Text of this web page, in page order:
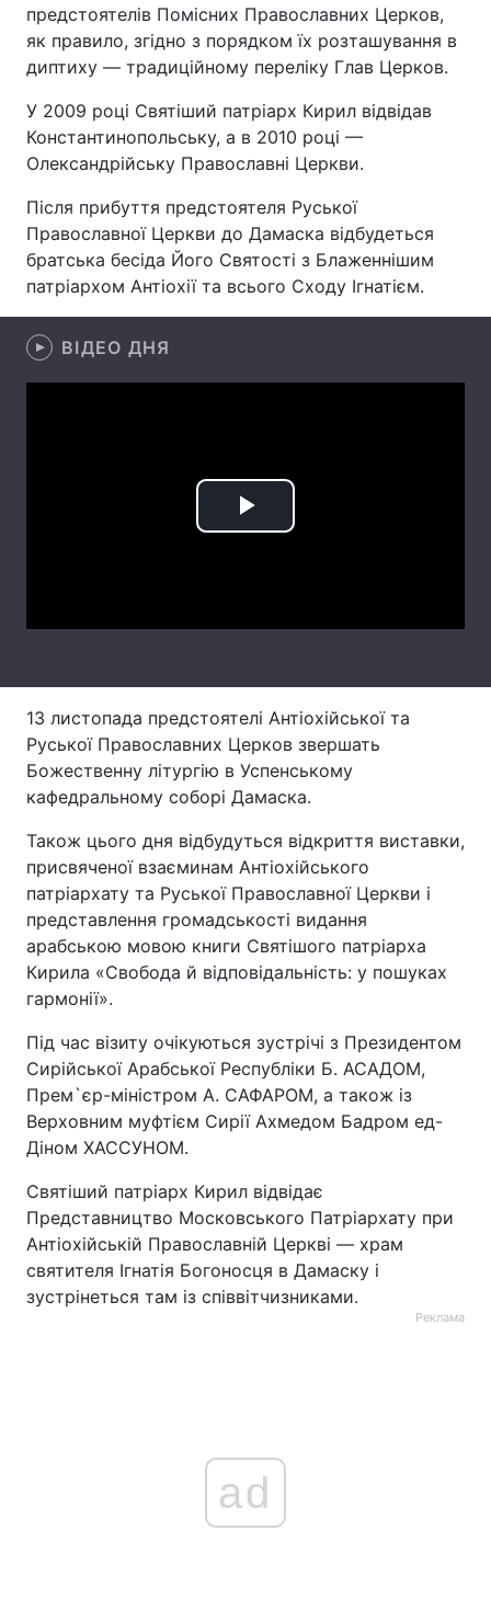
Здоров'я Туризм
Цікавинки Погода
Екологія Регіони
Лонгріди
Відео з Youtube Статті
Інтерв'ю Думки
предстоятелів Помісних Православних Церков,
як правило, згідно з порядком їх розташування в
диптиху — традиційному переліку Глав Церков.
У 2009 році Святіший патріарх Кирил відвідав
Константинопольську, а в 2010 році —
Олександрійську Православні Церкви.
Після прибуття предстоятеля Руської
Православної Церкви до Дамаска відбудеться
братська бесіда Його Святості з Блаженнішим
патріархом Антіохії та всього Сходу Ігнатієм.
ВІДЕО ДНЯ
Play
13 листопада предстоятелі Антіохійської та
Руської Православних Церков звершать
Божественну літургію в Успенському
кафедральному соборі Дамаска.
Також цього дня відбудуться відкриття виставки,
присвяченої взаєминам Антіохійського
патріархату та Руської Православної Церкви і
представлення громадськості видання
арабською мовою книги Святішого патріарха
Кирила «Свобода й відповідальність: у пошуках
гармонії».
Під час візиту очікуються зустрічі з Президентом
Сирійської Арабської Республіки Б. АСАДОМ,
Прем`єр-міністром А. САФАРОМ, а також із
Верховним муфтієм Сирії Ахмедом Бадром ед-
Діном ХАССУНОМ.
Святіший патріарх Кирил відвідає
Представництво Московського Патріархату при
Антіохійській Православній Церкві — храм
святителя Ігнатія Богоносця в Дамаску і
зустрінеться там із співвітчизниками.
Реклама
ad